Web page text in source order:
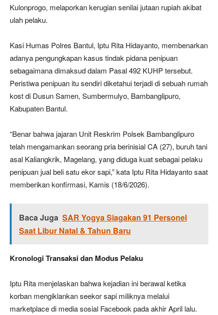
Kulonprogo, melaporkan kerugian senilai jutaan rupiah akibat
ulah pelaku.
Kasi Humas Polres Bantul, Iptu Rita Hidayanto, membenarkan
adanya pengungkapan kasus tindak pidana penipuan
sebagaimana dimaksud dalam Pasal 492 KUHP tersebut.
Peristiwa penipuan itu sendiri diketahui terjadi di sebuah rumah
kost di Dusun Samen, Sumbermulyo, Bambanglipuro,
Kabupaten Bantul.
“Benar bahwa jajaran Unit Reskrim Polsek Bambanglipuro
telah mengamankan seorang pria berinisial CA (27), buruh tani
asal Kaliangkrik, Magelang, yang diduga kuat sebagai pelaku
penipuan jual beli satu ekor sapi,” kata Iptu Rita Hidayanto saat
memberikan konfirmasi, Kamis (18/6/2026).
Baca Juga SAR Yogya Siagakan 91 Personel
Saat Libur Natal & Tahun Baru
Kronologi Transaksi dan Modus Pelaku
Iptu Rita menjelaskan bahwa kejadian ini berawal ketika
korban mengiklankan seekor sapi miliknya melalui
marketplace di media sosial Facebook pada akhir April lalu.